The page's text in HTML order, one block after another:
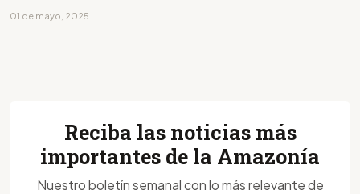
01 de mayo, 2025
Reciba las noticias más
importantes de la Amazonía
Nuestro boletín semanal con lo más relevante de